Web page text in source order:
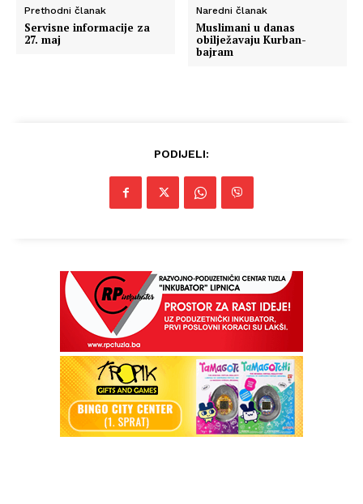
Prethodni članak
Servisne informacije za
27. maj
Naredni članak
Muslimani u danas
obilježavaju Kurban-
bajram
PODIJELI: